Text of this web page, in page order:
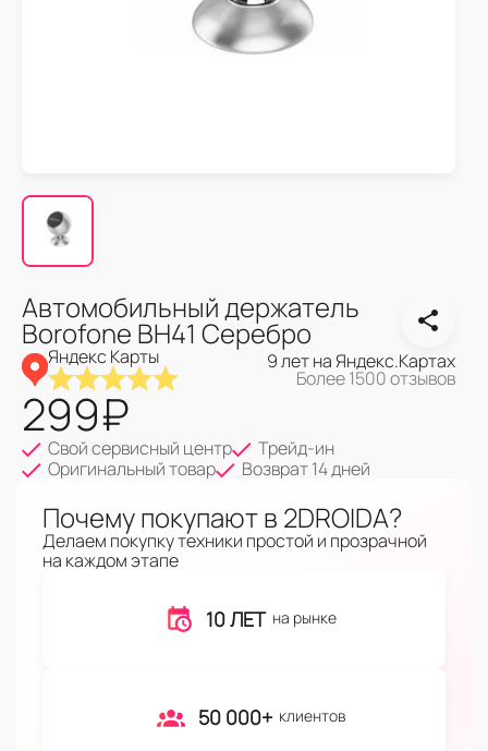
Автомобильный держатель
Borofone BH41 Серебро
Яндекс Карты 9 лет на Яндекс.Картах
Более 1500 отзывов
299₽
Свой сервисный центр
Трейд-ин
Оригинальный товар
Возврат 14 дней
Почему покупают в 2DROIDA?
Делаем покупку техники простой и прозрачной
на каждом этапе
10 ЛЕТ на рынке
50 000+ клиентов